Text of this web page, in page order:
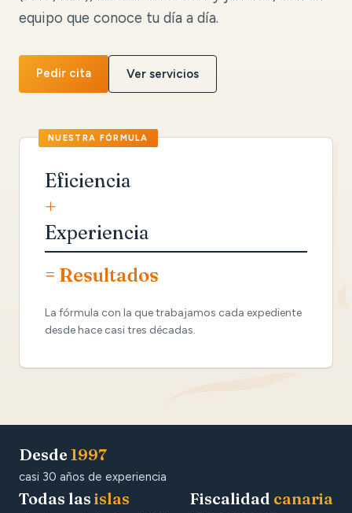
equipo que conoce tu día a día.
Pedir cita Ver servicios
Eficiencia
+
Experiencia
= Resultados
La fórmula con la que trabajamos cada expediente
desde hace casi tres décadas.
Desde 1997
casi 30 años de experiencia
Todas las islas Fiscalidad canaria